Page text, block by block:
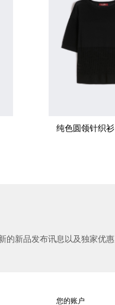
纯色圆领针织衫
的新品发布讯息以及独家优惠
您的账户